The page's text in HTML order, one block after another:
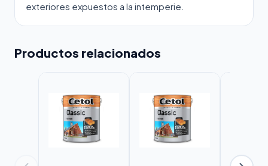
exteriores expuestos a la intemperie.
Productos relacionados